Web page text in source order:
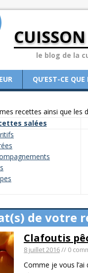
le blog de la
QU’EST-CE
recettes ainsi que les
salées
de votre
Clafoutis
8 juillet 2016// 0
Comme je vous